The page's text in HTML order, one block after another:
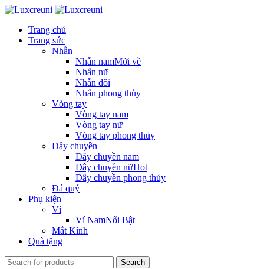
Trang chủ
Trang sức
Nhẫn
Nhẫn namMới về
Nhẫn nữ
Nhẫn đôi
Nhẫn phong thủy
Vòng tay
Vòng tay nam
Vòng tay nữ
Vòng tay phong thủy
Dây chuyền
Dây chuyền nam
Dây chuyền nữHot
Dây chuyền phong thủy
Đá quý
Phụ kiện
Ví
Ví NamNổi Bật
Mắt Kính
Quà tặng
Search